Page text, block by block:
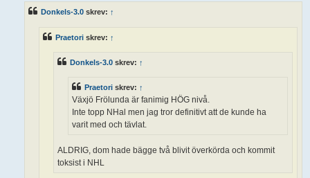
Donkels-3.0 skrev: ↑
Praetori skrev: ↑
Donkels-3.0 skrev: ↑
Praetori skrev: ↑
Växjö Frölunda är fanimig HÖG nivå.
Inte topp NHal men jag tror definitivt att de kunde ha
varit med och tävlat.
ALDRIG, dom hade bägge två blivit överkörda och kommit
toksist i NHL